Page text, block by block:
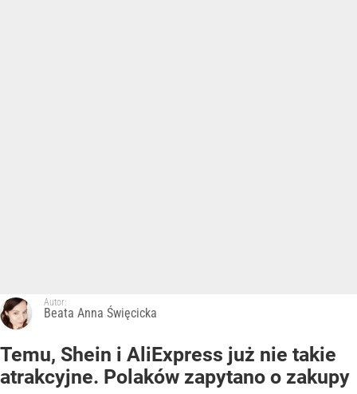
Autor:
Beata Anna Święcicka
Temu, Shein i AliExpress już nie takie
atrakcyjne. Polaków zapytano o zakupy